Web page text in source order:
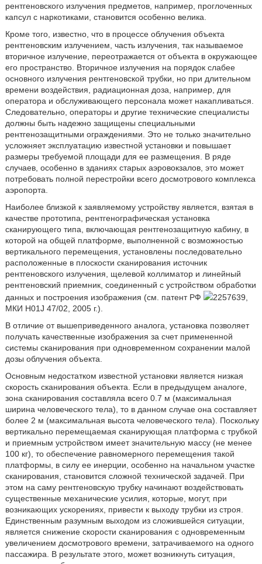
рентгеновского излучения предметов, например, проглоченных
капсул с наркотиками, становится особенно велика.
Кроме того, известно, что в процессе облучения объекта
рентгеновским излучением, часть излучения, так называемое
вторичное излучение, переотражается от объекта в окружающее
его пространство. Вторичное излучения на порядок слабее
основного излучения рентгеновской трубки, но при длительном
времени воздействия, радиационная доза, например, для
оператора и обслуживающего персонала может накапливаться.
Следовательно, операторы и другие технические специалисты
должны быть надежно защищены специальными
рентгенозащитными ограждениями. Это не только значительно
усложняет эксплуатацию известной установки и повышает
размеры требуемой площади для ее размещения. В ряде
случаев, особенно в зданиях старых аэровокзалов, это может
потребовать полной перестройки всего досмотрового комплекса
аэропорта.
Наиболее близкой к заявляемому устройству является, взятая в
качестве прототипа, рентгенографическая установка
сканирующего типа, включающая рентгенозащитную кабину, в
которой на общей платформе, выполненной с возможностью
вертикального перемещения, установлены последовательно
расположенные в плоскости сканирования источник
рентгеновского излучения, щелевой коллиматор и линейный
рентгеновский приемник, соединенный с устройством обработки
данных и построения изображения (см. патент РФ
2257639,
МКИ H01J 47/02, 2005 г.).
В отличие от вышеприведенного аналога, установка позволяет
получать качественные изображения за счет примененной
системы сканирования при одновременном сохранении малой
дозы облучения объекта.
Основным недостатком известной установки является низкая
скорость сканирования объекта. Если в предыдущем аналоге,
зона сканирования составляла всего 0.7 м (максимальная
ширина человеческого тела), то в данном случае она составляет
более 2 м (максимальная высота человеческого тела). Поскольку
вертикально перемещаемая сканирующая платформа с трубкой
и приемным устройством имеет значительную массу (не менее
100 кг), то обеспечение равномерного перемещения такой
платформы, в силу ее инерции, особенно на начальном участке
сканирования, становится сложной технической задачей. При
этом на саму рентгеновскую трубку начинают воздействовать
существенные механические усилия, которые, могут, при
возникающих ускорениях, привести к выходу трубки из строя.
Единственным разумным выходом из сложившейся ситуации,
является снижение скорости сканирования с одновременным
увеличением досмотрового времени, затрачиваемого на одного
пассажира. В результате этого, может возникнуть ситуация,